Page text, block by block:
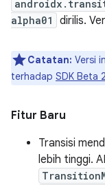
alpha01
dirilis.
Catatan: Versi
terhadap SDK Beta
Fitur Baru
Transisi
lebih tinggi.